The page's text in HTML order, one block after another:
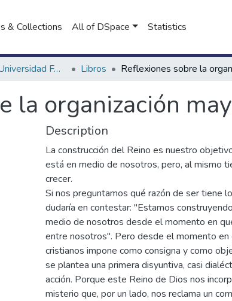
& Collections All of DSpace Statistics
Libros de la Universidad FASTA Libros
la organización
Description
La construcción del Reino es nuestro
está en medio de nosotros, pero, al mismo
crecer.
Si nos preguntamos qué razón de ser tiene
dudaría en contestar: "Estamos
medio de nosotros desde el momento en
entre nosotros". Pero desde el momento en
cristianos impone como consigna y como
se plantea una primera disyuntiva, casi
acción. Porque este Reino de Dios nos
misterio que, por un lado, nos reclama un